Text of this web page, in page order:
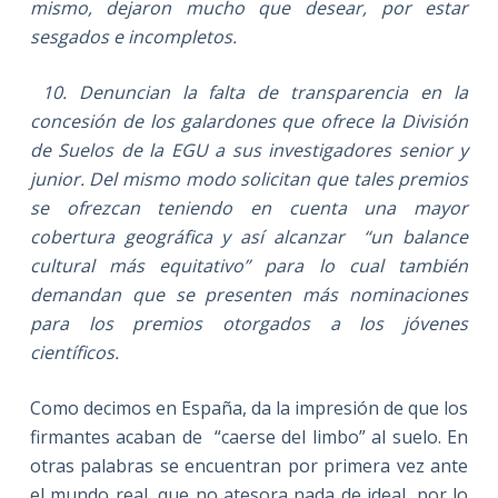
mismo, dejaron mucho que desear, por estar
sesgados e incompletos.
10. Denuncian la falta de transparencia en la
concesión de los galardones que ofrece la División
de Suelos de la EGU a sus investigadores senior y
junior. Del mismo modo solicitan que tales premios
se ofrezcan teniendo en cuenta una mayor
cobertura geográfica y así alcanzar “un balance
cultural más equitativo” para lo cual también
demandan que se presenten más nominaciones
para los premios otorgados a los jóvenes
científicos.
Como decimos en España, da la impresión de que los
firmantes acaban de “caerse del limbo” al suelo. En
otras palabras se encuentran por primera vez ante